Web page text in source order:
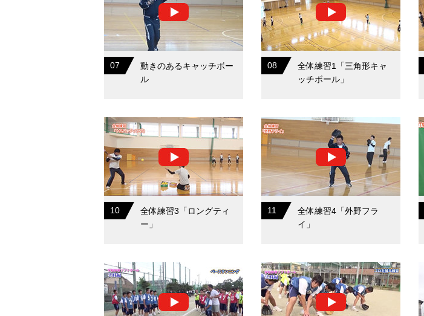
07
動きのあるキャッチボー
ル
08
全体練習1「三角形キャ
ッチボール」
10
全体練習3「ロングティ
ー」
11
全体練習4「外野フラ
イ」